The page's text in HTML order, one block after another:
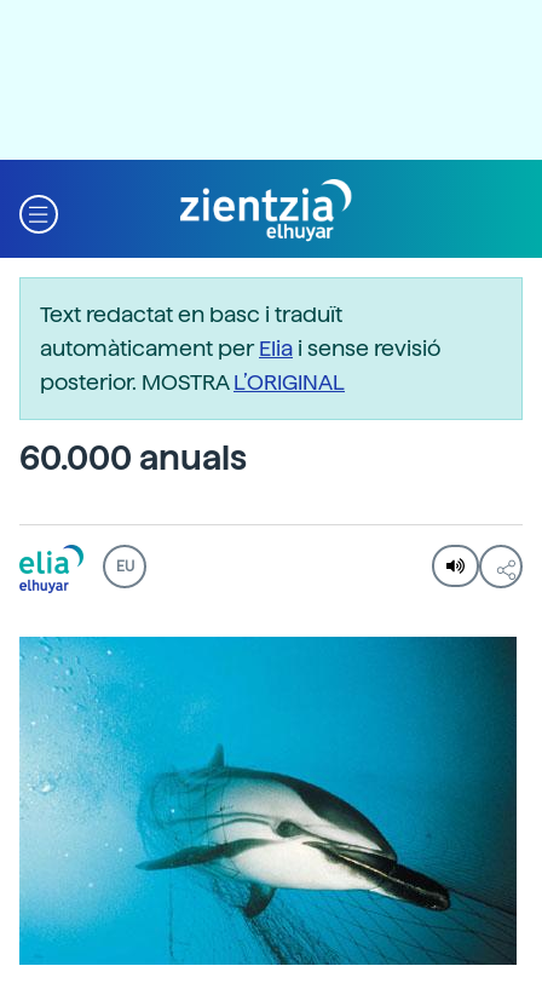
Text redactat en basc i traduït
automàticament perElia i sense revisió
posterior. MOSTRAL’ORIGINAL
60.000 anuals
EU